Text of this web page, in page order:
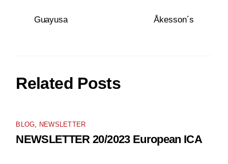
Guayusa Åkesson´s
Related Posts
BLOG NEWSLETTER
NEWSLETTER 20/2023 European ICA